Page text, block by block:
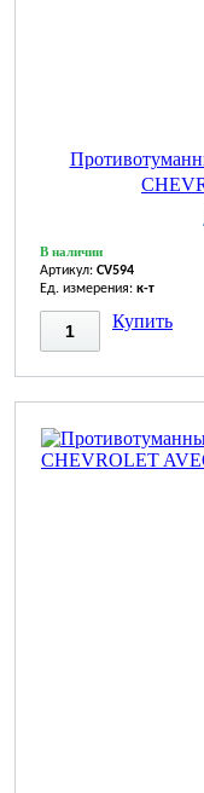
В наличии
Артикул: CV594
Ед. измерения: к-т
Купить